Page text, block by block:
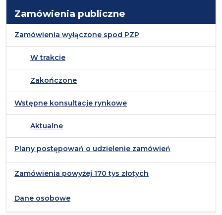
Zamówienia publiczne
Zamówienia wyłączone spod PZP
W trakcie
Zakończone
Wstępne konsultacje rynkowe
Aktualne
Plany postępowań o udzielenie zamówień
Zamówienia powyżej 170 tys złotych
Dane osobowe